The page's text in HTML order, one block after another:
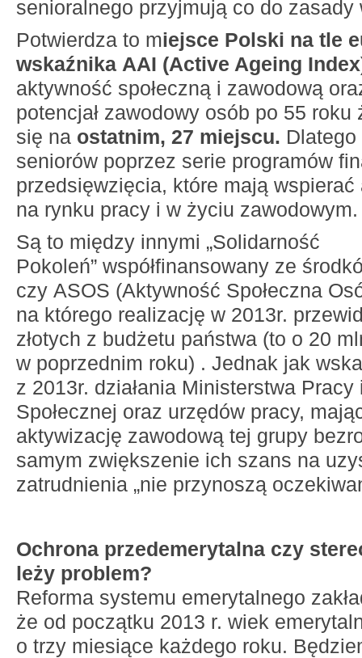
senioralnego przyjmują co do zasady
Potwierdza to miejsce Polski na tle
wskaźnika AAI (Active Ageing
aktywność społeczną i zawodową
potencjał zawodowy osób po 55
się na ostatnim, 27 miejscu.
seniorów poprzez serie programów
przedsięwzięcia, które mają wspierać
na rynku pracy i w życiu zawodowym.
Są to między innymi „Solidarność
Pokoleń” współfinansowany ze
czy ASOS (Aktywność Społeczna
na którego realizację w 2013r.
złotych z budżetu państwa (to o 20
w poprzednim roku) . Jednak jak
z 2013r. działania Ministerstwa
Społecznej oraz urzędów pracy,
aktywizację zawodową tej grupy
samym zwiększenie ich szans na
zatrudnienia „nie przynoszą
Ochrona przedemerytalna czy
leży problem?
Reforma systemu emerytalnego
że od początku 2013 r. wiek
o trzy miesiące każdego roku.